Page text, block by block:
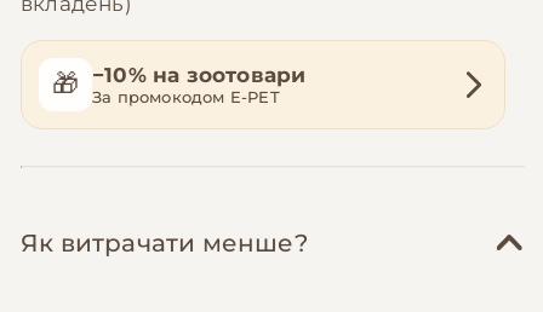
🎁 −10% на зоотовари
За промокодом E-PET
Як витрачати менше?